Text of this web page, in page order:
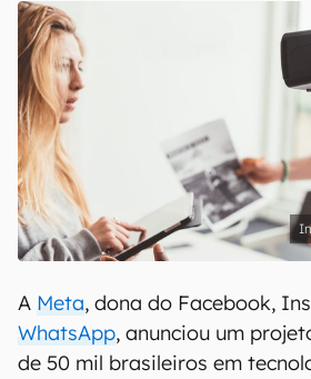
A Meta, dona do Facebook,
WhatsApp, anunciou um
de 50 mil brasileiros em